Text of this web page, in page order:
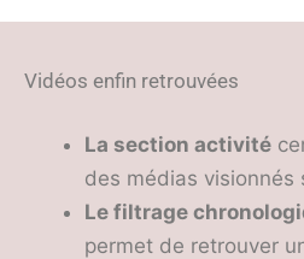
Vidéos enfin retrouvées
La section activité
des médias visionnés
Le filtrage
permet de retrouver